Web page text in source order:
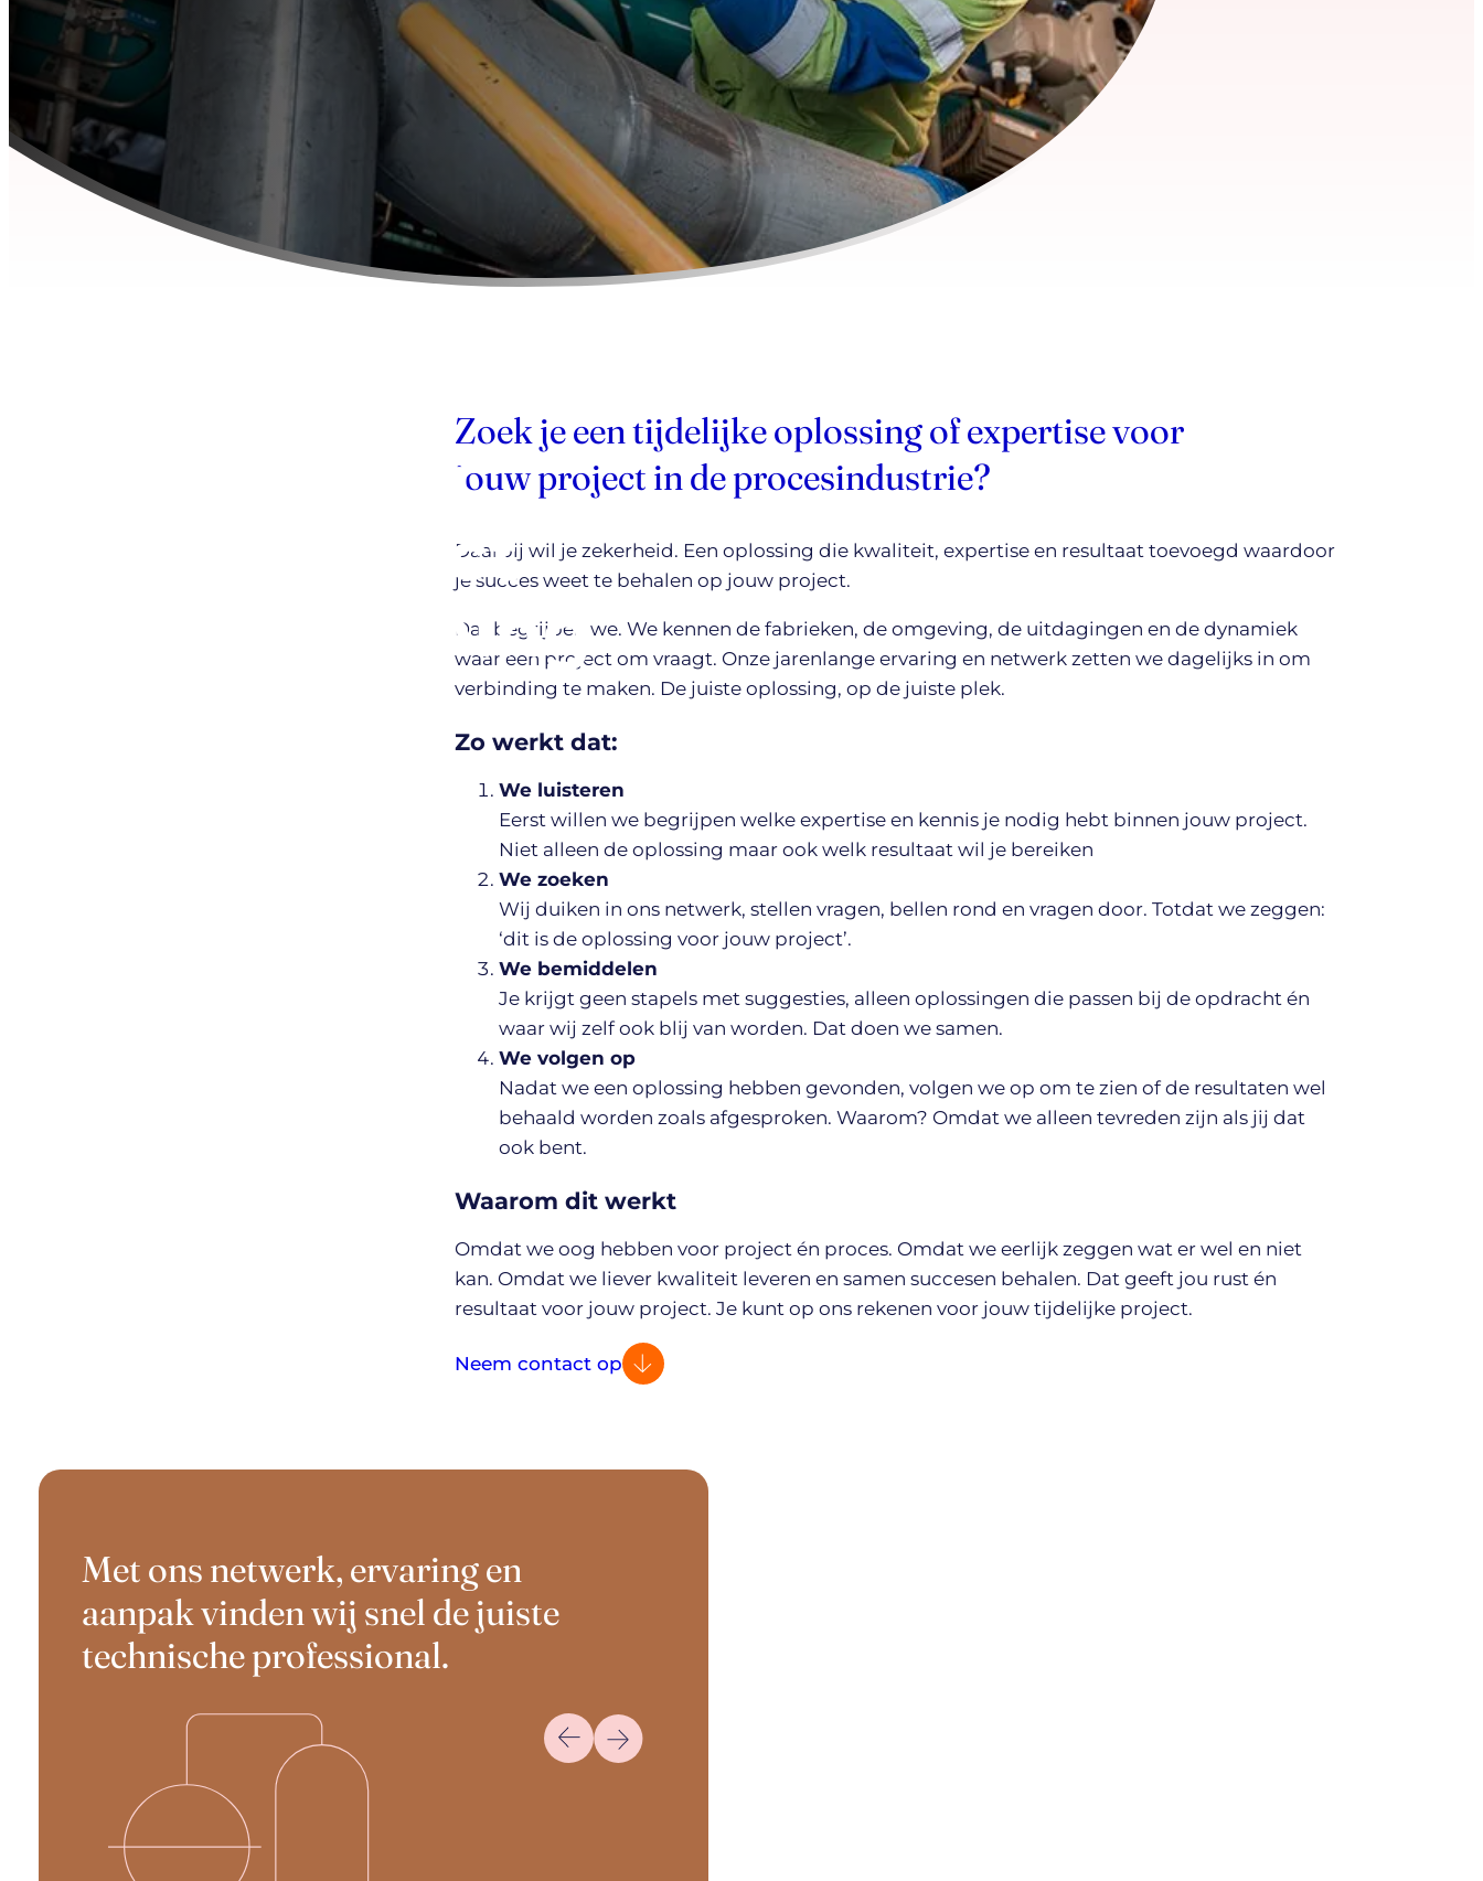
Jouw vraag,
Onze project
ondersteuning
Zoek je een tijdelijke oplossing of expertise voor
jouw project in de procesindustrie?
Daarbij wil je zekerheid. Een oplossing die kwaliteit, expertise en resultaat toevoegd waardoor
je succes weet te behalen op jouw project.
Dat begrijpen we. We kennen de fabrieken, de omgeving, de uitdagingen en de dynamiek
waar een project om vraagt. Onze jarenlange ervaring en netwerk zetten we dagelijks in om
verbinding te maken. De juiste oplossing, op de juiste plek.
Zo werkt dat:
We luisteren
Eerst willen we begrijpen welke expertise en kennis je nodig hebt binnen jouw project.
Niet alleen de oplossing maar ook welk resultaat wil je bereiken
We zoeken
Wij duiken in ons netwerk, stellen vragen, bellen rond en vragen door. Totdat we zeggen:
‘dit is de oplossing voor jouw project’.
We bemiddelen
Je krijgt geen stapels met suggesties, alleen oplossingen die passen bij de opdracht én
waar wij zelf ook blij van worden. Dat doen we samen.
We volgen op
Nadat we een oplossing hebben gevonden, volgen we op om te zien of de resultaten wel
behaald worden zoals afgesproken. Waarom? Omdat we alleen tevreden zijn als jij dat
ook bent.
Waarom dit werkt
Omdat we oog hebben voor project én proces. Omdat we eerlijk zeggen wat er wel en niet
kan. Omdat we liever kwaliteit leveren en samen succesen behalen. Dat geeft jou rust én
resultaat voor jouw project. Je kunt op ons rekenen voor jouw tijdelijke project.
Neem contact op
Met ons netwerk, ervaring en
aanpak vinden wij snel de juiste
technische professional.